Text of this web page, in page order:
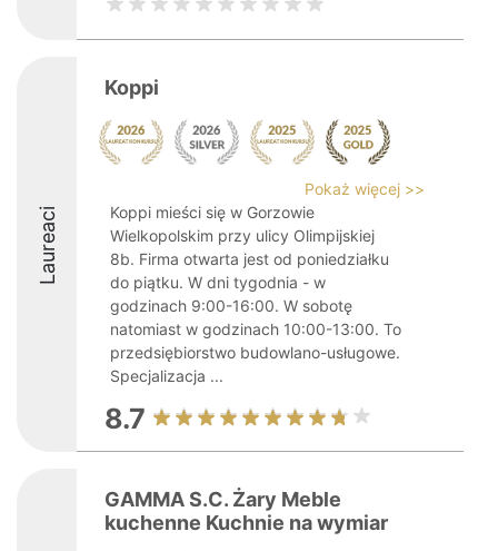
Laureaci
Koppi
Pokaż więcej >>
Koppi mieści się w Gorzowie
Wielkopolskim przy ulicy Olimpijskiej
8b. Firma otwarta jest od poniedziałku
do piątku. W dni tygodnia - w
godzinach 9:00-16:00. W sobotę
natomiast w godzinach 10:00-13:00. To
przedsiębiorstwo budowlano-usługowe.
Specjalizacja ...
8.7
GAMMA S.C. Żary Meble
kuchenne Kuchnie na wymiar